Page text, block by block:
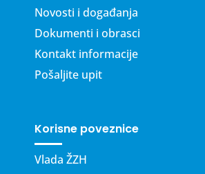
Novosti i događanja
Dokumenti i obrasci
Kontakt informacije
Pošaljite upit
Korisne poveznice
Vlada ŽZH